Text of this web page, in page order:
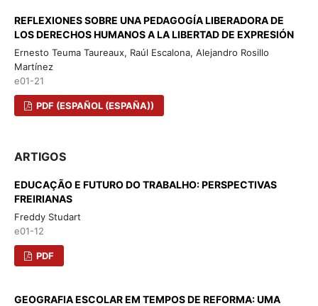
REFLEXIONES SOBRE UNA PEDAGOGÍA LIBERADORA DE
LOS DERECHOS HUMANOS A LA LIBERTAD DE EXPRESIÓN
Ernesto Teuma Taureaux, Raúl Escalona, Alejandro Rosillo
Martínez
e01-21
PDF (ESPAÑOL (ESPAÑA))
ARTIGOS
EDUCAÇÃO E FUTURO DO TRABALHO: PERSPECTIVAS
FREIRIANAS
Freddy Studart
e01-12
PDF
GEOGRAFIA ESCOLAR EM TEMPOS DE REFORMA: UMA